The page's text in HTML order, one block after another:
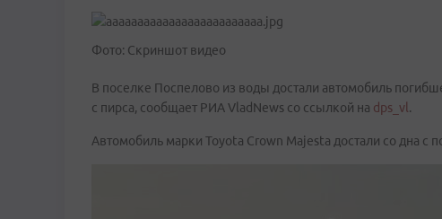
Фото: Скриншот видео
В поселке Поспелово из воды достали автомобиль
с пирса, сообщает РИА VladNews со ссылкой на dps_vl .
Автомобиль марки Toyota Crown Majesta достали со дна с